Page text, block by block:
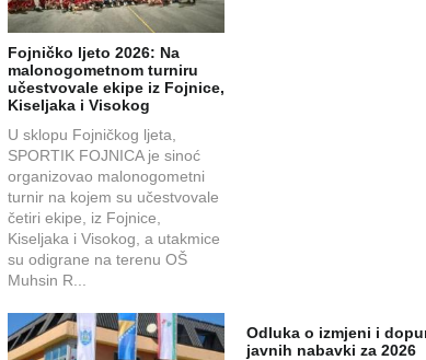
Fojničko ljeto 2026: Na
malonogometnom turniru
učestvovale ekipe iz Fojnice,
Kiseljaka i Visokog
U sklopu Fojničkog ljeta,
SPORTIK FOJNICA je sinoć
organizovao malonogometni
turnir na kojem su učestvovale
četiri ekipe, iz Fojnice,
Kiseljaka i Visokog, a utakmice
su odigrane na terenu OŠ
Muhsin R...
Odluka o izmjeni i
javnih nabavki za 2026